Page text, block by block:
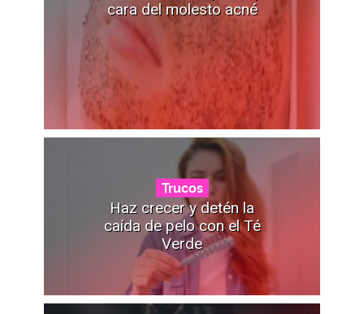
cara del molesto acné
Trucos
Haz crecer y detén la
caída de pelo con el Té
Verde